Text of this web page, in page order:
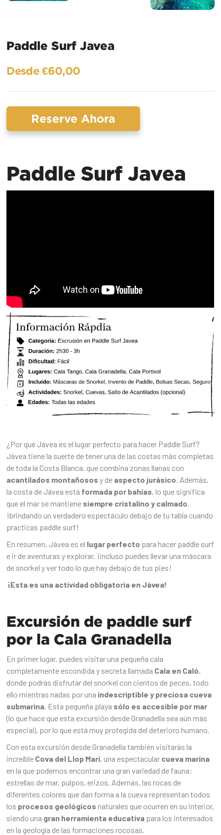
Paddle Surf Javea
Desde €60,00
Reserve Ahora
Paddle Surf Javea
¿Por qué Jávea es el lugar perfecto para hacer Paddle Surf?
Jávea tiene la suerte de tener una de las costas más completas
de toda la Costa Blanca, que combina zonas llanas con
acantilados montañososy de aspecto jurásico. Además,
la costa de Jávea está formada por bahías, lo que significa
que el mar se mantiene siempre cristalino y calmado,
¡brindando un verdadero espectáculo debajo de tu tabla cuando
practicas paddle surf!
En resumen, Jávea es el lugar perfecto para hacer paddle surf
e ir de aventuras y explorar, ¡incluso puedes llevar una máscara
de snorkel y ver todo lo que hay debajo de tus pies!
¡Esta es una actividad obligatoria en Jávea!
Excursión de paddle surf
por la Cala Granadella
En primer lugar, puedes visitar una pequeña cala
completamente escondida y secreta llamada Cala en Caló,
donde podrás disfrutar del snorkel con cientos de peces, todo
ello mientras nadas por una indescriptible y preciosa cueva
submarina. Esta pequeña playa sólo es accesible por mar
(lo que hace que esta excursión desde Granadella sea aún más
especial), por lo que está muy protegida del deterioro humano.
Con esta excursión desde Granadella también visitarás la
increíble Cova del Llop Marí, una espectacular cueva marina
en la que podemos encontrar una gran variedad de fauna:
estrellas de mar, pulpos, erizos. Además, las rocas de
diferentes colores que dan forma a la cueva representan todos
los procesos geológicos naturales que ocurren en su interior,
siendo una gran herramienta educativa para los interesados
en la geología de las formaciones rocosas.